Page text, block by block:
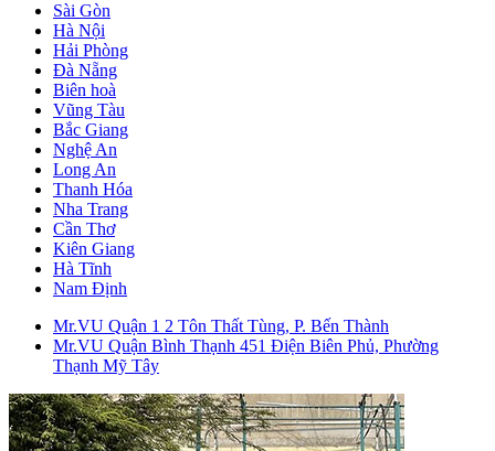
Sài Gòn
Hà Nội
Hải Phòng
Đà Nẵng
Biên hoà
Vũng Tàu
Bắc Giang
Nghệ An
Long An
Thanh Hóa
Nha Trang
Cần Thơ
Kiên Giang
Hà Tĩnh
Nam Định
Mr.VU Quận 1 2 Tôn Thất Tùng, P. Bến Thành
Mr.VU Quận Bình Thạnh 451 Điện Biên Phủ, Phường
Thạnh Mỹ Tây